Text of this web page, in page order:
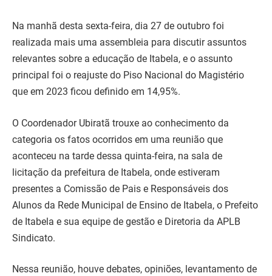
Na manhã desta sexta-feira, dia 27 de outubro foi
realizada mais uma assembleia para discutir assuntos
relevantes sobre a educação de Itabela, e o assunto
principal foi o reajuste do Piso Nacional do Magistério
que em 2023 ficou definido em 14,95%.
O Coordenador Ubiratã trouxe ao conhecimento da
categoria os fatos ocorridos em uma reunião que
aconteceu na tarde dessa quinta-feira, na sala de
licitação da prefeitura de Itabela, onde estiveram
presentes a Comissão de Pais e Responsáveis dos
Alunos da Rede Municipal de Ensino de Itabela, o Prefeito
de Itabela e sua equipe de gestão e Diretoria da APLB
Sindicato.
Nessa reunião, houve debates, opiniões, levantamento de